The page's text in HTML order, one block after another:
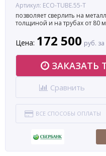
Артикул: ECO-TUBE.55-T
позволяет сверлить на
толщиной и на трубах от 80
Цена: 172 500 руб.
ЗАКАЗАТЬ
Сравнить
ВСЕ СПОСОБЫ ОПЛАТЫ